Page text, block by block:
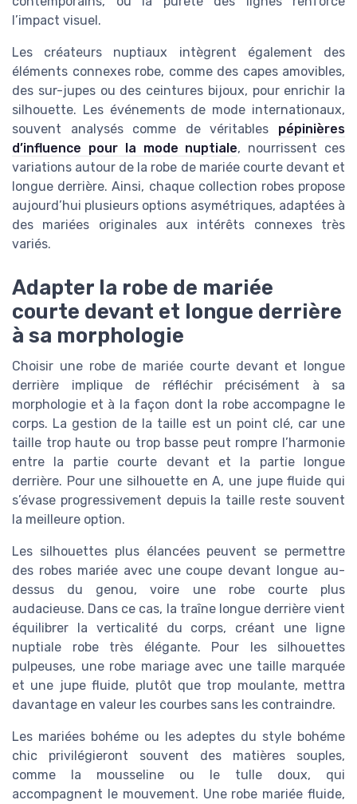
l’impact visuel.
Les créateurs nuptiaux intègrent également des
éléments connexes robe, comme des capes amovibles,
des sur-jupes ou des ceintures bijoux, pour enrichir la
silhouette. Les événements de mode internationaux,
souvent analysés comme de véritables pépinières
d’influence pour la mode nuptiale, nourrissent ces
variations autour de la robe de mariée courte devant et
longue derrière. Ainsi, chaque collection robes propose
aujourd’hui plusieurs options asymétriques, adaptées à
des mariées originales aux intérêts connexes très
variés.
Adapter la robe de mariée
courte devant et longue derrière
à sa morphologie
Choisir une robe de mariée courte devant et longue
derrière implique de réfléchir précisément à sa
morphologie et à la façon dont la robe accompagne le
corps. La gestion de la taille est un point clé, car une
taille trop haute ou trop basse peut rompre l’harmonie
entre la partie courte devant et la partie longue
derrière. Pour une silhouette en A, une jupe fluide qui
s’évase progressivement depuis la taille reste souvent
la meilleure option.
Les silhouettes plus élancées peuvent se permettre
des robes mariée avec une coupe devant longue au-
dessus du genou, voire une robe courte plus
audacieuse. Dans ce cas, la traîne longue derrière vient
équilibrer la verticalité du corps, créant une ligne
nuptiale robe très élégante. Pour les silhouettes
pulpeuses, une robe mariage avec une taille marquée
et une jupe fluide, plutôt que trop moulante, mettra
davantage en valeur les courbes sans les contraindre.
Les mariées bohéme ou les adeptes du style bohéme
chic privilégieront souvent des matières souples,
comme la mousseline ou le tulle doux, qui
accompagnent le mouvement. Une robe mariée fluide,